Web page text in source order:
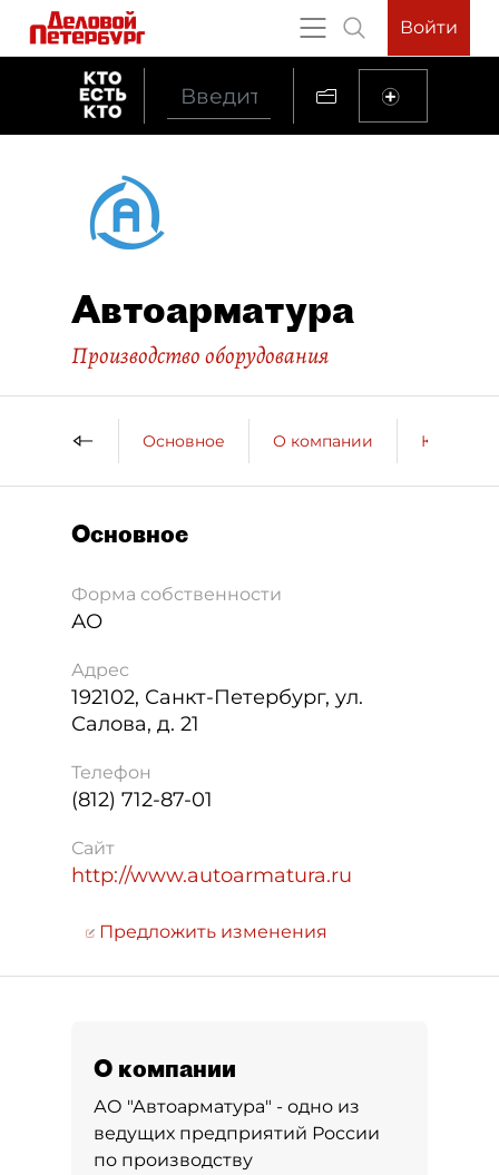
Войти
Автоарматура
Производство оборудования
Основное О компании
Основное
Форма собственности
АО
Адрес
192102, Санкт-Петербург, ул.
Салова, д. 21
Телефон
(812) 712-87-01
Сайт
http://www.autoarmatura.ru
Предложить изменения
О компании
АО "Автоарматура" - одно из
ведущих предприятий России
по производству